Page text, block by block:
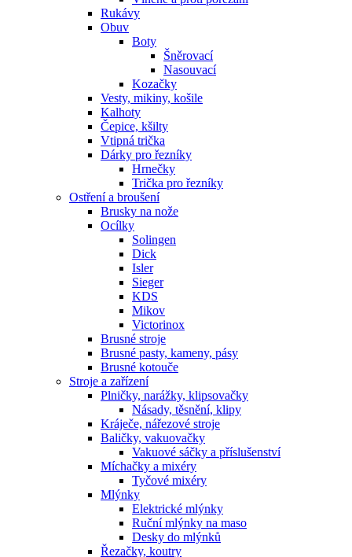
Rukávy
Obuv
Boty
Šněrovací
Nasouvací
Kozačky
Vesty, mikiny, košile
Kalhoty
Čepice, kšilty
Vtipná trička
Dárky pro řezníky
Hrnečky
Trička pro řezníky
Ostření a broušení
Brusky na nože
Ocílky
Solingen
Dick
Isler
Sieger
KDS
Mikov
Victorinox
Brusné stroje
Brusné pasty, kameny, pásy
Brusné kotouče
Stroje a zařízení
Plničky, narážky, klipsovačky
Násady, těsnění, klipy
Kráječe, nářezové stroje
Baličky, vakuovačky
Vakuové sáčky a příslušenství
Míchačky a mixéry
Tyčové mixéry
Mlýnky
Elektrické mlýnky
Ruční mlýnky na maso
Desky do mlýnků
Řezačky, koutry